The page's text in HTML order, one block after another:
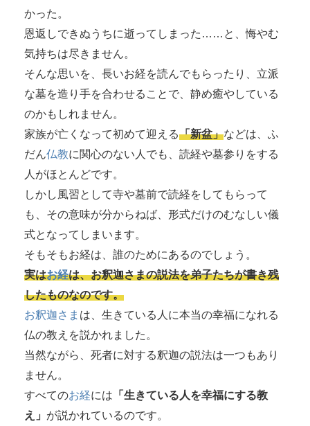
かった。
恩返しできぬうちに逝ってしまった……と、悔やむ
気持ちは尽きません。
そんな思いを、長いお経を読んでもらったり、立派
な墓を造り手を合わせることで、静め癒やしている
のかもしれません。
家族が亡くなって初めて迎える「新盆」などは、ふ
だん仏教に関心のない人でも、読経や墓参りをする
人がほとんどです。
しかし風習として寺や墓前で読経をしてもらって
も、その意味が分からねば、形式だけのむなしい儀
式となってしまいます。
そもそもお経は、誰のためにあるのでしょう。
実はお経は、お釈迦さまの説法を弟子たちが書き残
したものなのです。
お釈迦さま は、生きている人に本当の幸福になれる
仏の教えを説かれました。
当然ながら、死者に対する釈迦の説法は一つもあり
ません。
すべてのお経には 「生きている人を幸福にする教
え」 が説かれているのです。